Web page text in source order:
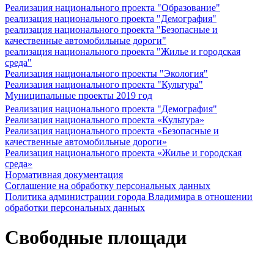
Реализация национального проекта "Образование"
реализация национального проекта "Демография"
реализация национального проекта "Безопасные и
качественные автомобильные дороги"
реализация национального проекта "Жилье и городская
среда"
Реализация национального проекты "Экология"
Реализация национального проекта "Культура"
Муниципальные проекты 2019 год
Реализация национального проекта "Демография"
Реализация национального проекта «Культура»
Реализация национального проекта «Безопасные и
качественные автомобильные дороги»
Реализация национального проекта «Жилье и городская
среда»
Нормативная документация
Соглашение на обработку персональных данных
Политика администрации города Владимира в отношении
обработки персональных данных
Свободные площади